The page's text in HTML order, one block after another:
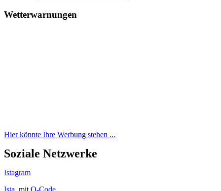
Wetterwarnungen
Hier könnte Ihre Werbung stehen ...
Soziale Netzwerke
Istagram
Ista. mit Q-Code